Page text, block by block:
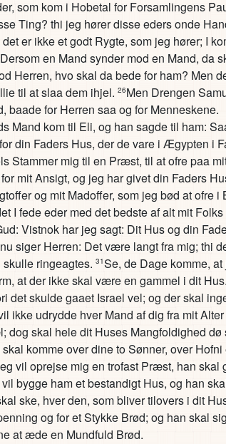
som kom i Hobetal for Forsamlingens
Ting? thi jeg hører disse eders onde
er ikke et godt Rygte, som jeg hører; I
Dersom en Mand synder mod en Mand, da
Herren, hvo skal da bede for ham? Men
til at slaa dem ihjel. 26Men Drengen
baade for Herren saa og for Menneskene.
Mand kom til Eli, og han sagde til ham:
din Faders Hus, der de vare i Ægypten i
Stammer mig til en Præst, til at ofre paa
mit Ansigt, og jeg har givet din Faders
og mit Madoffer, som jeg bød at ofre
I fede eder med det bedste af alt mit
Vistnok har jeg sagt: Dit Hus og din
siger Herren: Det være langt fra mig; thi
ringeagtes. 31Se, de Dage komme,
at der ikke skal være en gammel i dit Hus.
det skulde gaaet Israel vel; og der skal
ikke udrydde hver Mand af dig fra mit
dog skal hele dit Huses Mangfoldighed
komme over dine to Sønner, over
vil oprejse mig en trofast Præst, han skal
bygge ham et bestandigt Hus, og han
ske, hver den, som bliver tilovers i dit
og for et Stykke Brød; og han skal
at æde en Mundfuld Brød.